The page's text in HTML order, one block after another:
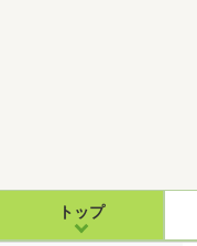
トップ